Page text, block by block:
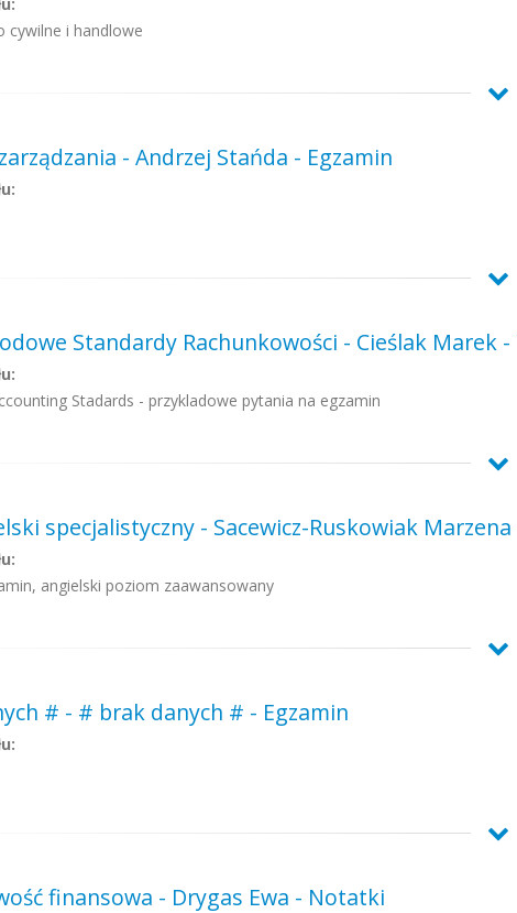
cywilne i handlowe
- Andrzej Stańda - Egzamin
Standardy Rachunkowości - Cieślak Marek -
Stadards - przykladowe pytania na egzamin
specjalistyczny - Sacewicz-Ruskowiak
angielski poziom zaawansowany
# - # brak danych # - Egzamin
finansowa - Drygas Ewa - Notatki